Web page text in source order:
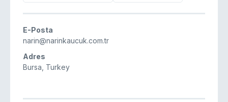
E-Posta
narin@narinkaucuk.com.tr
Adres
Bursa, Turkey